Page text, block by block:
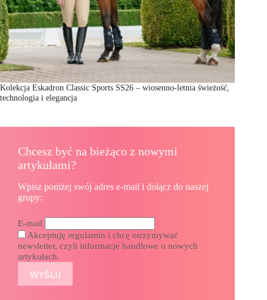
Kolekcja Eskadron Classic Sports SS26 – wiosenno-letnia świeżość,
technologia i elegancja
Chcesz być na bieżąco z nowymi
artykułami?
Wpisz poniżej swój adres e-mail i dołącz do naszej
grupy:
E-mail
Akceptuję regulamin i chcę otrzymywać
newsletter, czyli informacje handlowe o nowych
artykułach.